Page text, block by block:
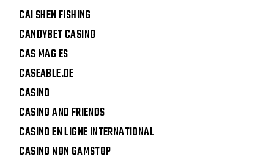
CAI SHEN FISHING
CANDYBET CASINO
CAS MAG ES
CASEABLE.DE
CASINO
CASINO AND FRIENDS
CASINO EN LIGNE INTERNATIONAL
CASINO NON GAMSTOP